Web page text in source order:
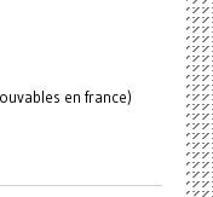
en france)